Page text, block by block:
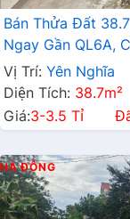
Bán Thửa Đất
Ngay Gần QL6A,
Vị Trí: Yên Nghĩa
Diện Tích: 38.7m²
Giá:3-3.5 Tỉ
HÀ ĐÔNG